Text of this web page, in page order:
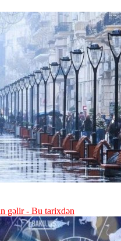
gəlir - Bu tarixdən